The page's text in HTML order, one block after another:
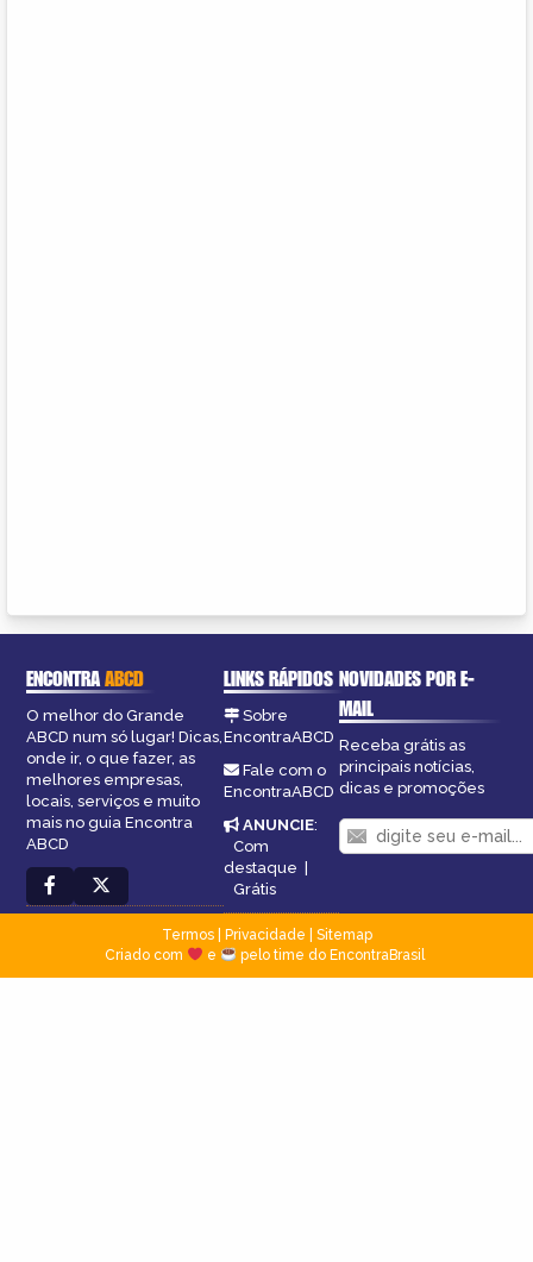
ENCONTRAABCD
O melhor do Grande
ABCD num só lugar! Dicas,
onde ir, o que fazer, as
melhores empresas,
locais, serviços e muito
mais no guia Encontra
ABCD
LINKS RÁPIDOS
Sobre
EncontraABCD
Fale com o
EncontraABCD
ANUNCIE:
Com
destaque
Grátis
NOVIDADES POR E-
MAIL
Receba grátis as
principais notícias,
dicas e promoções
Termos| Privacidade
Sitemap
Criado com
e pelo time do EncontraBrasil